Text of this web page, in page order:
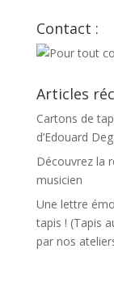
Contact :
Articles
Cartons de
d’Edouard
Découvrez la
musicien
Une lettre
tapis ! (Tapis
par nos